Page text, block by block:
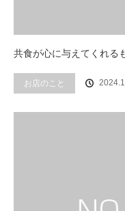
共食が心に与えてくれる
お店のこと